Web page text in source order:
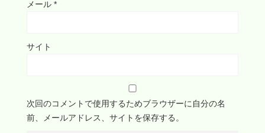
メール *
サイト
次回のコメントで使用するためブラウザーに自分の名
前、メールアドレス、サイトを保存する。